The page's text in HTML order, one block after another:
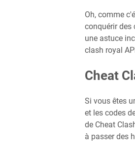
Oh, comme
conquérir des
une astuce
clash royal
Cheat
Si vous êtes
et les codes
de Cheat
à passer des